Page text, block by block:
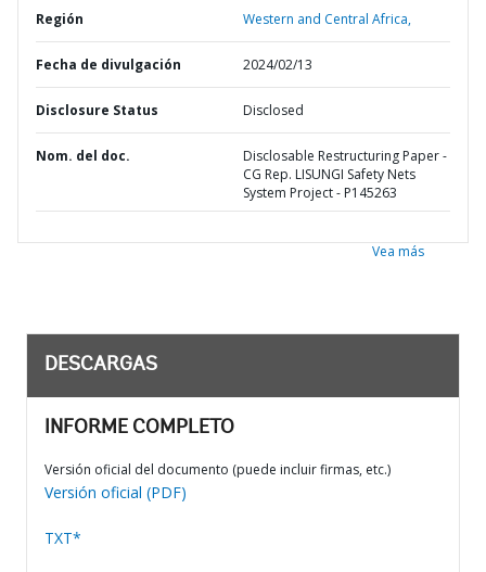
Región Western and Central Africa,
Fecha de divulgación 2024/02/13
Disclosure Status Disclosed
Nom. del doc.
Disclosable Restructuring Paper -
CG Rep. LISUNGI Safety Nets
System Project - P145263
Vea más
DESCARGAS
INFORME COMPLETO
Versión oficial del documento (puede incluir firmas, etc.)
Versión oficial (PDF)
TXT*